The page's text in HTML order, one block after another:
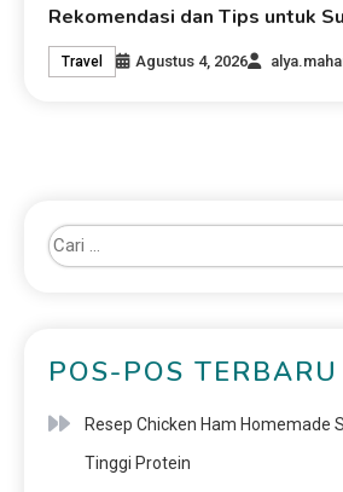
Rekomendasi dan Tips untuk
Travel Agustus 4, 2026
POS-POS TERBARU
Resep Chicken Ham Homemade
Tinggi Protein